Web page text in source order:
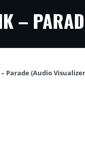
–
Parade (Audio